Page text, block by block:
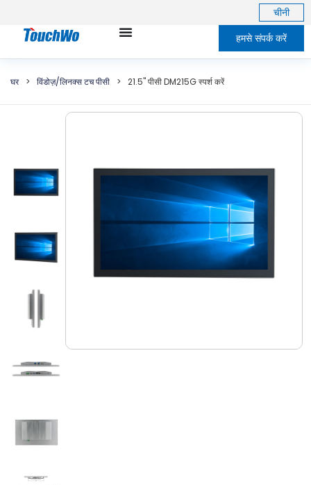
चीनी
हमसे संपर्क करें
घर > विंडोज़/लिनक्स टच पीसी > 21.5" पीसी DM215G स्पर्श करें